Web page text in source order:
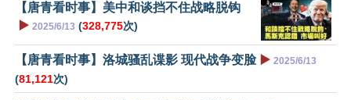
【唐青看时事】美中和谈挡不住战略脱钩
▶️ 2025/6/13 (328,775次)
【唐青看时事】洛城骚乱谍影 现代战争变脸 ▶️ 2025/6/13
(81,121次)